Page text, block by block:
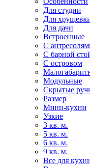
Для студии
Для
Для дачи
Встроенные
С
С барной
С островом
Модульные
Скрытые
Размер
Мини-кухни
Узкие
3 кв. м.
5 кв. м.
6 кв. м.
9 кв. м.
Все для